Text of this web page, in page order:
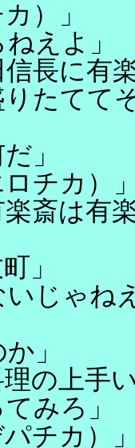
）」
えよ」
信長に有
りたてて
」
ロチカ）
楽斎は有
」
いじゃね
」
理の上手
みろ」
パチカ）